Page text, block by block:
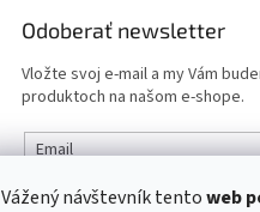
Vážený návštevník tentoweb
Odoberať newsletter
Vložte svoj e-mail a my Vám
produktoch na našom e-shope.
Email
Vložením e-mailu súhlasíte s